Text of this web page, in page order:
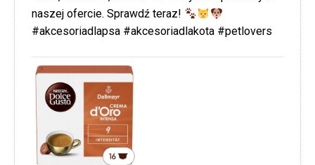
naszej ofercie. Sprawdź teraz!
#akcesoriadlapsa #akcesoriadlakota #petlovers